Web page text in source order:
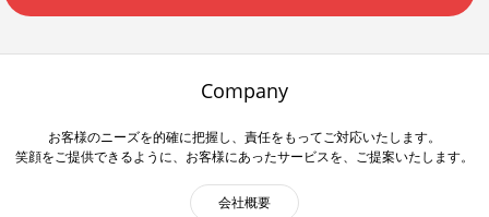
Company
お客様のニーズを的確に把握し、責任をもってご対応いたします。
笑顔をご提供できるように、お客様にあったサービスを、ご提案いたします。
会社概要